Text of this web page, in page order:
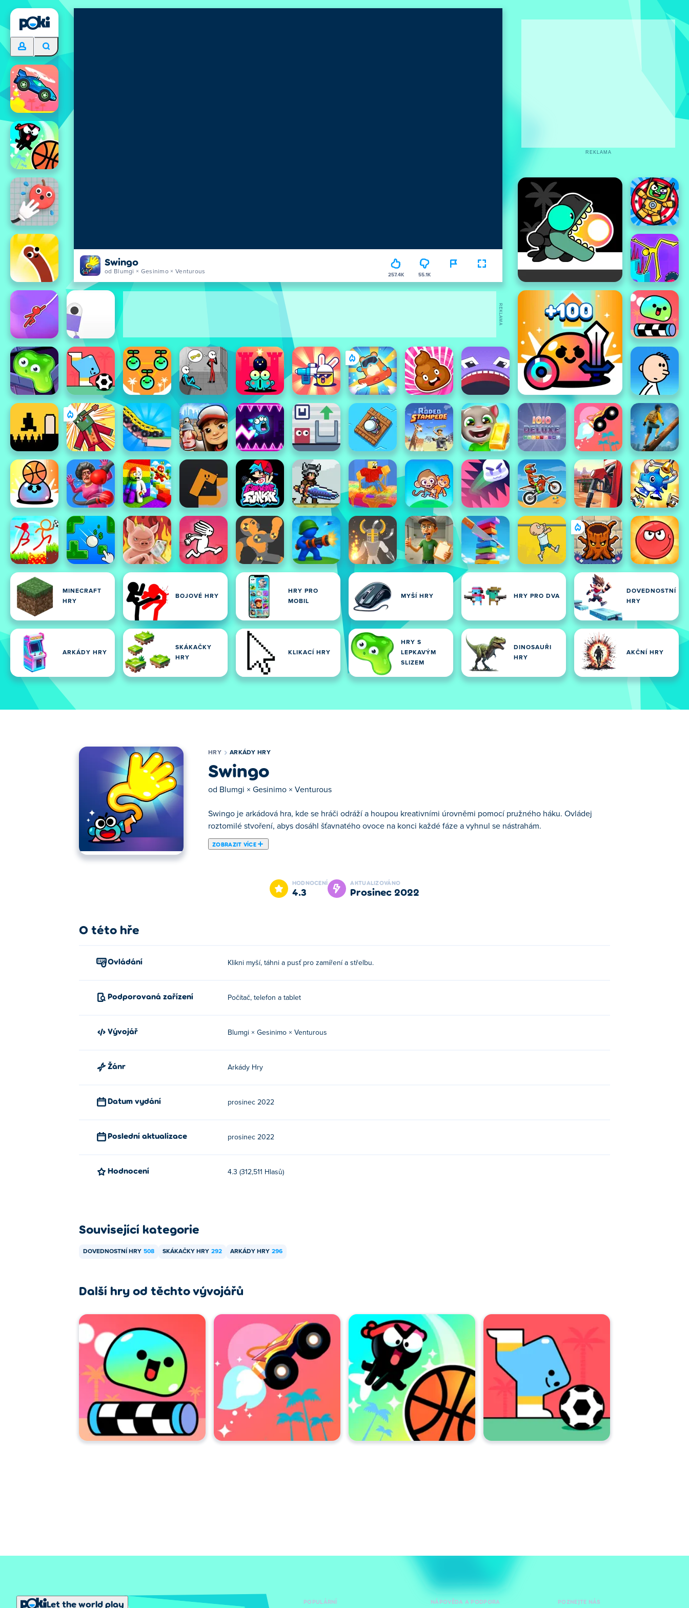
Swingo
od Blumgi × Gesinimo × Venturous 257.4K 55.1K
MINECRAFT
HRY
BOJOVÉ HRY
HRY PRO
MOBIL
MYŠÍ HRY HRY PRO DVA
DOVEDNOSTNÍ
HRY
ARKÁDY HRY
SKÁKAČKY
HRY
KLIKACÍ HRY
HRY S
LEPKAVÝM
SLIZEM
DINOSAUŘI
HRY
AKČNÍ HRY
REKLAMA
REKLAMA
HRY ARKÁDY HRY
Swingo
od Blumgi × Gesinimo × Venturous
Swingo je arkádová hra, kde se hráči odráží a houpou kreativními úrovněmi pomocí pružného háku. Ovládej
roztomilé stvoření, abys dosáhl šťavnatého ovoce na konci každé fáze a vyhnul se nástrahám.
ZOBRAZIT VÍCE
Zde si můžeš zahrát Swingo. Swingo je jednou z našich vybraných Arkády Hry.
HODNOCENÍ
4.3
AKTUALIZOVÁNO
prosinec 2022
O této hře
Ovládání Klikni myší, táhni a pusť pro zamíření a střelbu.
Podporovaná zařízení Počítač, telefon a tablet
Vývojář Blumgi × Gesinimo × Venturous
Žánr Arkády Hry
Datum vydání prosinec 2022
Poslední aktualizace prosinec 2022
Hodnocení 4.3 (312,511 Hlasů)
Související kategorie
DOVEDNOSTNÍ HRY 508 SKÁKAČKY HRY 292 ARKÁDY HRY 296
Další hry od těchto vývojářů
Let the world play POPULÁRNÍ NÁPOVĚDA A PODPORA POZNEJTE NÁS